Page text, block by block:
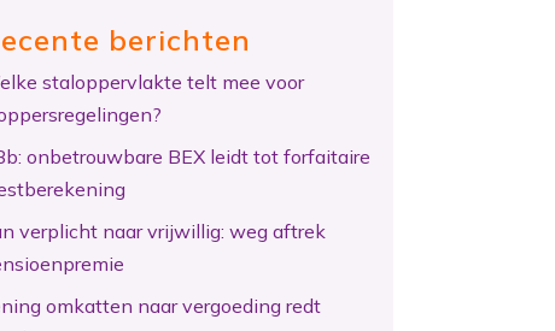
berichten
staloppervlakte telt mee voor
onbetrouwbare BEX leidt tot forfaitaire
verplicht naar vrijwillig: weg aftrek
omkatten naar vergoeding redt